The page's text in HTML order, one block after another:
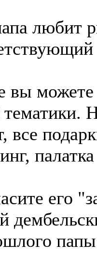
любит
вы можете
тематики.
все
его